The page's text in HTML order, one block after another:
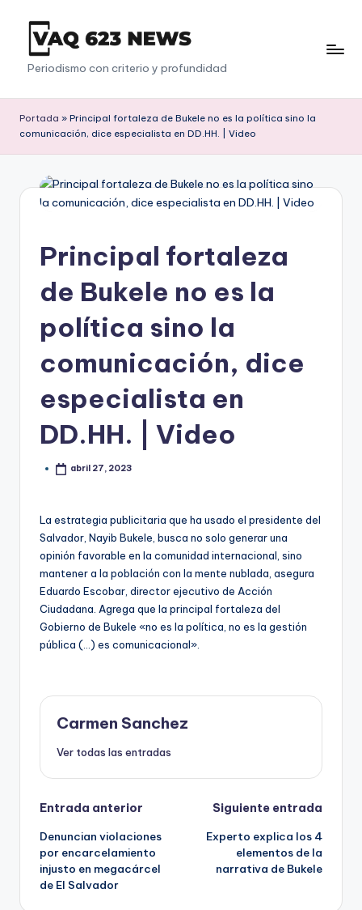
Saltar
contenido
V
a
q
6
3
Periodismo con criterio y profundidad
Portada » Principal fortaleza de Bukele no es la política sino la
comunicación, dice especialista en DD.HH. | Video
Principal fortaleza
de Bukele no es la
política sino la
comunicación, dice
especialista en
DD.HH. | Video
abril 27, 2023
La estrategia publicitaria que ha usado el presidente del
Salvador, Nayib Bukele, busca no solo generar una
opinión favorable en la comunidad internacional, sino
mantener a la población con la mente nublada, asegura
Eduardo Escobar, director ejecutivo de Acción
Ciudadana. Agrega que la principal fortaleza del
Gobierno de Bukele «no es la política, no es la gestión
pública (…) es comunicacional».
Carmen Sanchez
Ver todas las entradas
Navegación
de
entradas
Entrada anterior
Denuncian violaciones
por encarcelamiento
injusto en megacárcel
de El Salvador
Siguiente entrada
Experto explica los 4
elementos de la
narrativa de Bukele